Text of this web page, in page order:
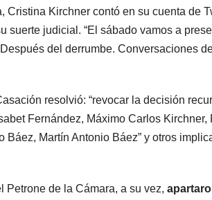
Kirchner contó en su cuenta de
suerte judicial. “El sábado vamos a
del derrumbe. Conversaciones
resolvió: “revocar la decisión
Fernández, Máximo Carlos
Martín Antonio Báez” y otros
Petrone de la Cámara, a su vez,
ARGENTINA
radical
5 AGOSTO, 2026